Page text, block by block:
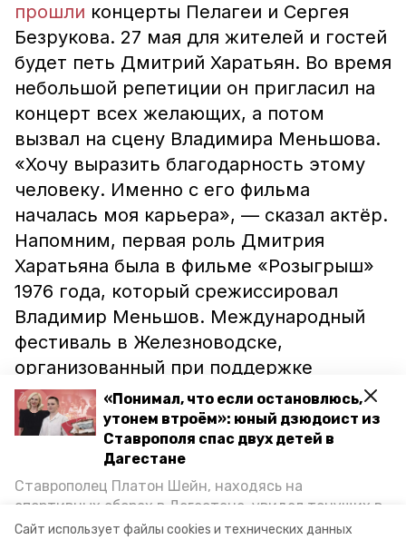
Сайт использует файлы cookies и технических данных
«Понимал, что если остановлюсь,
утонем втроём»: юный дзюдоист из
Ставрополя спас двух детей в
Дагестане
Ставрополец Платон Шейн, находясь на
спортивных сборах в Дегестане, увидел тонущих в
Каспийском море детей и бросился на помощь. По
прошли концерты Пелагеи и Сергея
Безрукова. 27 мая для жителей и гостей
будет петь Дмитрий Харатьян. Во время
небольшой репетиции он пригласил на
концерт всех желающих, а потом
вызвал на сцену Владимира Меньшова.
«Хочу выразить благодарность этому
человеку. Именно с его фильма
началась моя карьера», — сказал актёр.
Напомним, первая роль Дмитрия
Харатьяна была в фильме «Розыгрыш»
1976 года, который срежиссировал
Владимир Меньшов. Международный
фестиваль в Железноводске,
организованный при поддержке
краевого правительства и губернатора
Ставрополья, пройдёт до начала июня.
За это время здесьпредставят
конкурсную программу, состоящую из
12 игровых и 12 документальных
фильмов.